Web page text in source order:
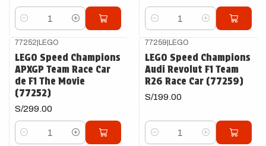
Cantidad Cantidad
77252|LEGO
LEGO Speed Champions
APXGP Team Race Car
de F1 The Movie
(77252)
S/299.00
Cantidad
77259|LEGO
LEGO Speed Champions
Audi Revolut F1 Team
R26 Race Car (77259)
S/199.00
Cantidad